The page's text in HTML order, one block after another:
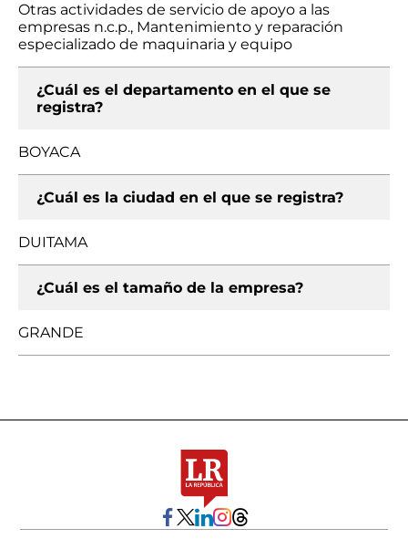
Otras actividades de servicio de apoyo a las
empresas n.c.p., Mantenimiento y reparación
especializado de maquinaria y equipo
¿Cuál es el departamento en el que se
registra?
BOYACA
¿Cuál es la ciudad en el que se registra?
DUITAMA
¿Cuál es el tamaño de la empresa?
GRANDE